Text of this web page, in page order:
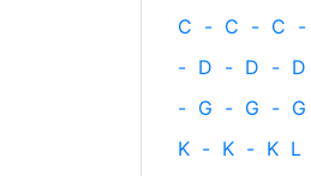
C - C - C -
- D - D - D
- G - G - G
K - K - K L